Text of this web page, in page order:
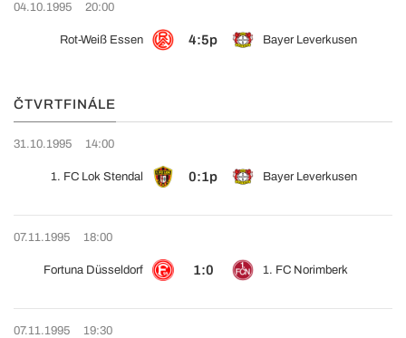
04.10.1995 20:00
Rot-Weiß Essen 4:5p Bayer Leverkusen
ČTVRTFINÁLE
31.10.1995 14:00
1. FC Lok Stendal 0:1p Bayer Leverkusen
07.11.1995 18:00
Fortuna Düsseldorf 1:0 1. FC Norimberk
07.11.1995 19:30